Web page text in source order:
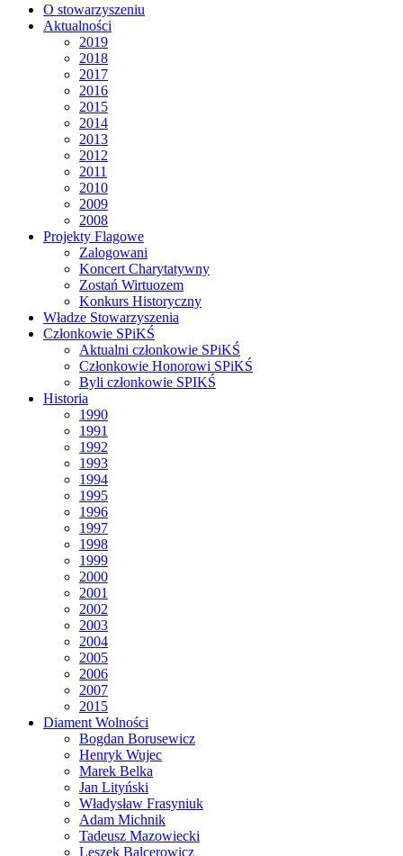
O stowarzyszeniu
Aktualności
2019
2018
2017
2016
2015
2014
2013
2012
2011
2010
2009
2008
Projekty Flagowe
Zalogowani
Koncert Charytatywny
Zostań Wirtuozem
Konkurs Historyczny
Władze Stowarzyszenia
Członkowie SPiKŚ
Aktualni członkowie SPiKŚ
Członkowie Honorowi SPiKŚ
Byli członkowie SPIKŚ
Historia
1990
1991
1992
1993
1994
1995
1996
1997
1998
1999
2000
2001
2002
2003
2004
2005
2006
2007
2015
Diament Wolności
Bogdan Borusewicz
Henryk Wujec
Marek Belka
Jan Lityński
Władysław Frasyniuk
Adam Michnik
Tadeusz Mazowiecki
Leszek Balcerowicz